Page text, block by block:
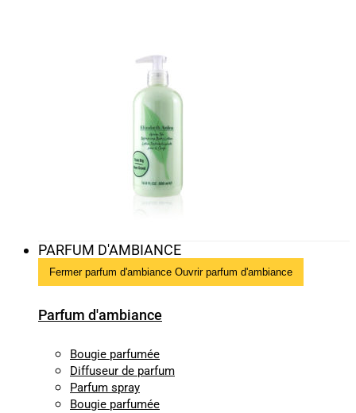
PARFUM D'AMBIANCE
Fermer parfum d'ambiance Ouvrir parfum d'ambiance
Parfum d'ambiance
Bougie parfumée
Diffuseur de parfum
Parfum spray
Bougie parfumée